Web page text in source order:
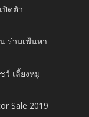
ปิดตัว
ร่วมเฟ้นหา
ว์ เลี้ยงหมู
Sale 2019